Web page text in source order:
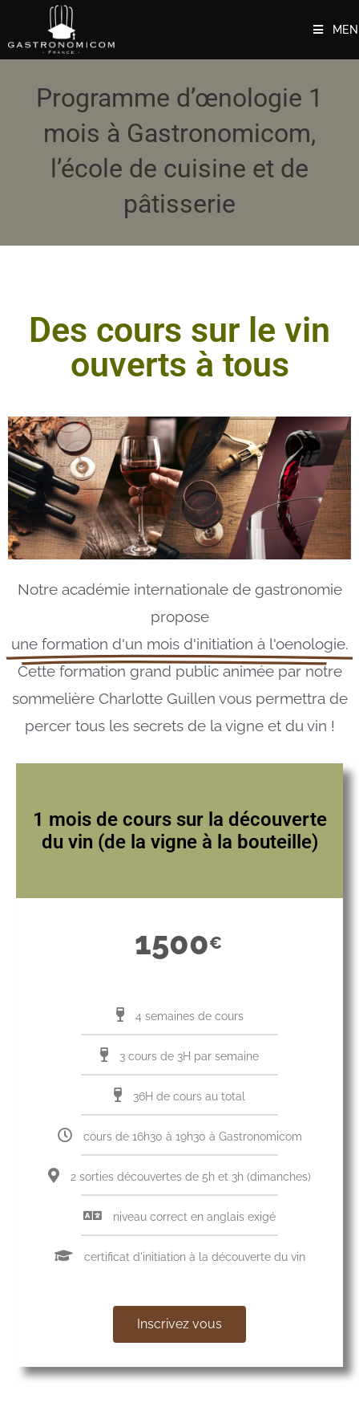
Programme d’œnologie 1
mois à Gastronomicom,
l’école de cuisine et de
pâtisserie
Des cours sur le vin
ouverts à tous
Notre académie internationale de gastronomie
propose
une formation d'un mois d'initiation à l'oenologie.
Cette formation grand public animée par notre
sommelière Charlotte Guillen vous permettra de
percer tous les secrets de la vigne et du vin !
1 mois de cours sur la découverte
du vin (de la vigne à la bouteille)
1500€
4 semaines de cours
3 cours de 3H par semaine
36H de cours au total
cours de 16h30 à 19h30 à Gastronomicom
2 sorties découvertes de 5h et 3h (dimanches)
niveau correct en anglais exigé
certificat d'initiation à la découverte du vin
Inscrivez vous